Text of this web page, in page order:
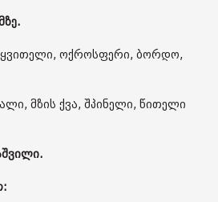
ოქროსფერი, ბორდო,
მზის ქვა, შპინელი, წითელი